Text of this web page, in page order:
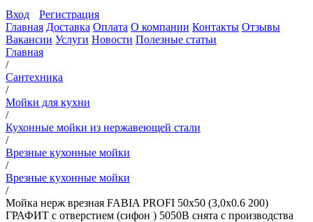
Вход
Регистрация
Главная Доставка Оплата О компании Контакты Отзывы
Вакансии Услуги Новости Полезные статьи
Главная
/
Сантехника
/
Мойки для кухни
/
Кухонные мойки из нержавеющей стали
/
Врезные кухонные мойки
/
Врезные кухонные мойки
/
Мойка нерж врезная FABIA PROFI 50х50 (3,0х0.6 200)
ГРАФИТ с отверстием (сифон ) 5050B снята с производства